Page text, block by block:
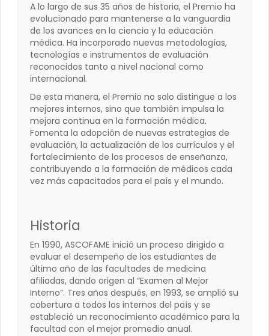
A lo largo de sus 35 años de historia, el Premio ha
evolucionado para mantenerse a la vanguardia
de los avances en la ciencia y la educación
médica. Ha incorporado nuevas metodologías,
tecnologías e instrumentos de evaluación
reconocidos tanto a nivel nacional como
internacional.
De esta manera, el Premio no solo distingue a los
mejores internos, sino que también impulsa la
mejora continua en la formación médica.
Fomenta la adopción de nuevas estrategias de
evaluación, la actualización de los currículos y el
fortalecimiento de los procesos de enseñanza,
contribuyendo a la formación de médicos cada
vez más capacitados para el país y el mundo.
Historia
En 1990, ASCOFAME inició un proceso dirigido a
evaluar el desempeño de los estudiantes de
último año de las facultades de medicina
afiliadas, dando origen al “Examen al Mejor
Interno”. Tres años después, en 1993, se amplió su
cobertura a todos los internos del país y se
estableció un reconocimiento académico para la
facultad con el mejor promedio anual.